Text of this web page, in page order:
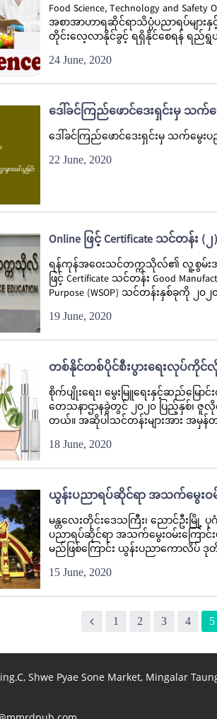
Food Science, Technology and
အစာအာဟာရဆိုင်ရာသိပ္ပံပညာရပ်များ
တိုင်းလေ့လာနိုင်ခွင့် ရရှိနိုင်စေရန် ရည်ရွယ်၍
24 June, 2020
ဒေါ်ခင်ကြည်ဖောင်ဒေးရှင်းမှ သက်
ဒေါ်ခင်ကြည်ဖောင်ဒေးရှင်းမှ သက်မွေးပ
22 June, 2020
Online ဖြင့် Certificate သင်တန်း
ရန်ကုန်အဝေးသင်တက္ကသိုလ်၏ လူ့စွမ်းအား
ဖြင့် Certificate သင်တန်း Good
Purpose (WSOP) သင်တန်းနှစ်ခုကို ၂၀
19 June, 2020
တစ်နိုင်တစ်ပိုင်စီးပွားရေးလုပ်ကိုင်
စိုက်ပျိုးရေး၊ မွေးမြူရေးနှင့်ဆည်မြော
တေသနာဌာနခွဲတွင် ၂၀၂၀ ပြည့်နှစ်၊ ဇူ
တယ်။ အဆိုပါသင်တန်းများအား အမှန်
18 June, 2020
ယွန်းပညာရပ်ဆိုင်ရာ အသက်မွေးဝ
မန္တလေးတိုင်းဒေသကြီး၊ ညောင်ဦးမ
ပညာရပ်ဆိုင်ရာ အသက်မွေးဝမ်းကြော
မည်ဖြစ်ကြောင်း ယွန်းပညာကောလိပ် ဒု
15 June, 2020
1 2 3 4 5
Shwe Pyae Sone Market, Mingalar